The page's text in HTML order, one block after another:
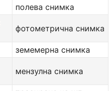
полева снимка
фотометрична снимка
земемерна снимка
мензулна снимка